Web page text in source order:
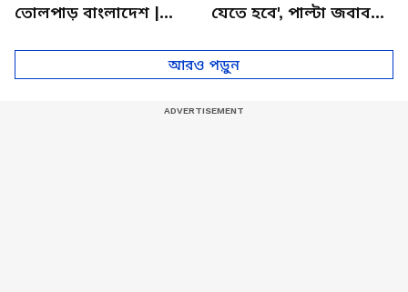
তোলপাড় বাংলাদেশ |
যেতে হবে', পাল্টা জবাব
Banerjee News
আরও পড়ুন